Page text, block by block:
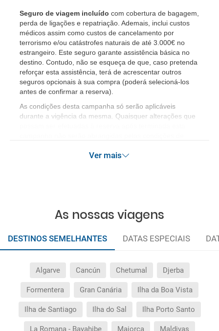
Seguro de viagem incluído com cobertura de bagagem,
perda de ligações e repatriação. Ademais, inclui custos
médicos assim como custos de cancelamento por
terrorismo e/ou catástrofes naturais de até 3.000€ no
estrangeiro. Este seguro garante assistência básica no
destino. Contudo, não se esqueça de que, caso pretenda
reforçar esta assistência, terá de acrescentar outros
seguros opcionais à sua compra (poderá selecioná-los
antes de confirmar a reserva).
As condições desta campanha só serão aplicáveis
durante a vigência da mesma. Quaisquer alterações que
Ver mais
As nossas viagens
DESTINOS SEMELHANTES DATAS ESPECIAIS
Algarve Cancún Chetumal Djerba
Formentera Gran Canária Ilha da Boa Vista
Ilha de Santiago Ilha do Sal Ilha Porto Santo
La Romana - Bayahibe Maiorca Maldivas